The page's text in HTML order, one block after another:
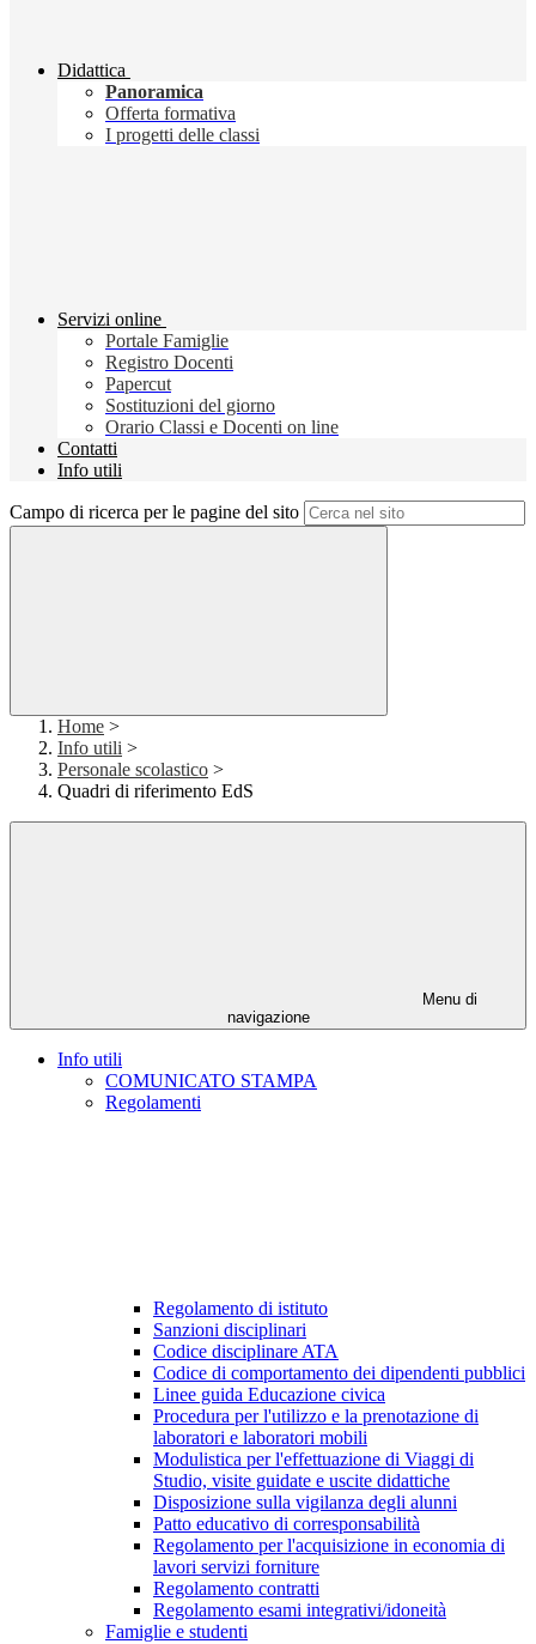
Didattica
Panoramica
Offerta formativa
I progetti delle classi
Servizi online
Portale Famiglie
Registro Docenti
Papercut
Sostituzioni del giorno
Orario Classi e Docenti on line
Contatti
Info utili
Campo di ricerca per le pagine del sito
Home >
Info utili >
Personale scolastico >
Quadri di riferimento EdS
Menu di
navigazione
Info utili
COMUNICATO STAMPA
Regolamenti
Regolamento di istituto
Sanzioni disciplinari
Codice disciplinare ATA
Codice di comportamento dei dipendenti pubblici
Linee guida Educazione civica
Procedura per l'utilizzo e la prenotazione di
laboratori e laboratori mobili
Modulistica per l'effettuazione di Viaggi di
Studio, visite guidate e uscite didattiche
Disposizione sulla vigilanza degli alunni
Patto educativo di corresponsabilità
Regolamento per l'acquisizione in economia di
lavori servizi forniture
Regolamento contratti
Regolamento esami integrativi/idoneità
Famiglie e studenti